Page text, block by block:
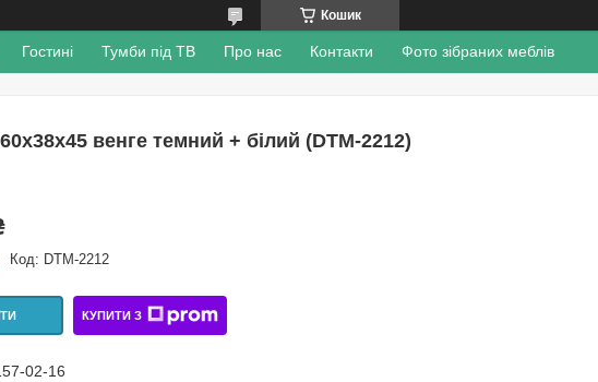
Кошик
Гостині Тумби під ТВ Про нас Контакти Фото зібраних меблів
венге темний + білий (DTM-2212)
Код: DTM-2212
КУПИТИ З
02-16